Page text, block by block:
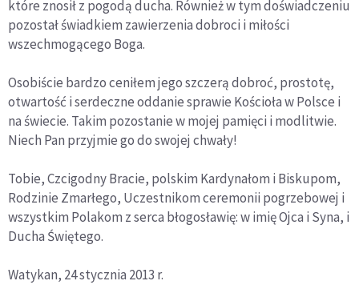
które znosił z pogodą ducha. Również w tym doświadczeniu
pozostał świadkiem zawierzenia dobroci i miłości
wszechmogącego Boga.
Osobiście bardzo ceniłem jego szczerą dobroć, prostotę,
otwartość i serdeczne oddanie sprawie Kościoła w Polsce i
na świecie. Takim pozostanie w mojej pamięci i modlitwie.
Niech Pan przyjmie go do swojej chwały!
Tobie, Czcigodny Bracie, polskim Kardynałom i Biskupom,
Rodzinie Zmarłego, Uczestnikom ceremonii pogrzebowej i
wszystkim Polakom z serca błogosławię: w imię Ojca i Syna, i
Ducha Świętego.
Watykan, 24 stycznia 2013 r.